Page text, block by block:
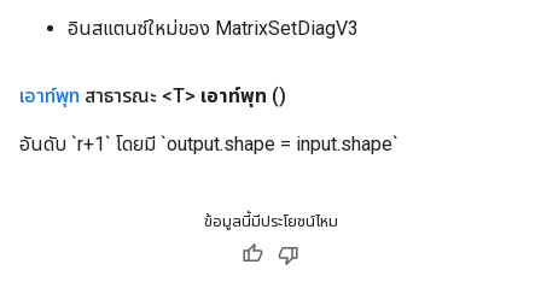
อินสแตนซ์ใหม่ของ MatrixSetDiagV3
เอาท์พุท สาธารณะ <T> เอาท์พุท ()
อันดับ `r+1` โดยมี `output.shape = input.shape`
ข้อมูลนี้มีประโยชน์ไหม